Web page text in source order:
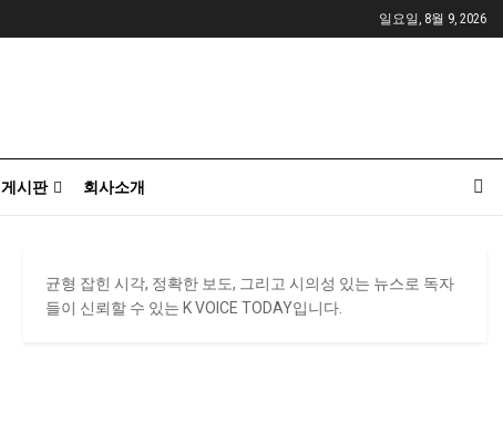
일요일, 8월 9, 2026
게시판 회사소개
균형 잡힌 시각, 정확한 보도, 그리고 시의성 있는 뉴스로 독자
들이 신뢰할 수 있는 K VOICE TODAY입니다.